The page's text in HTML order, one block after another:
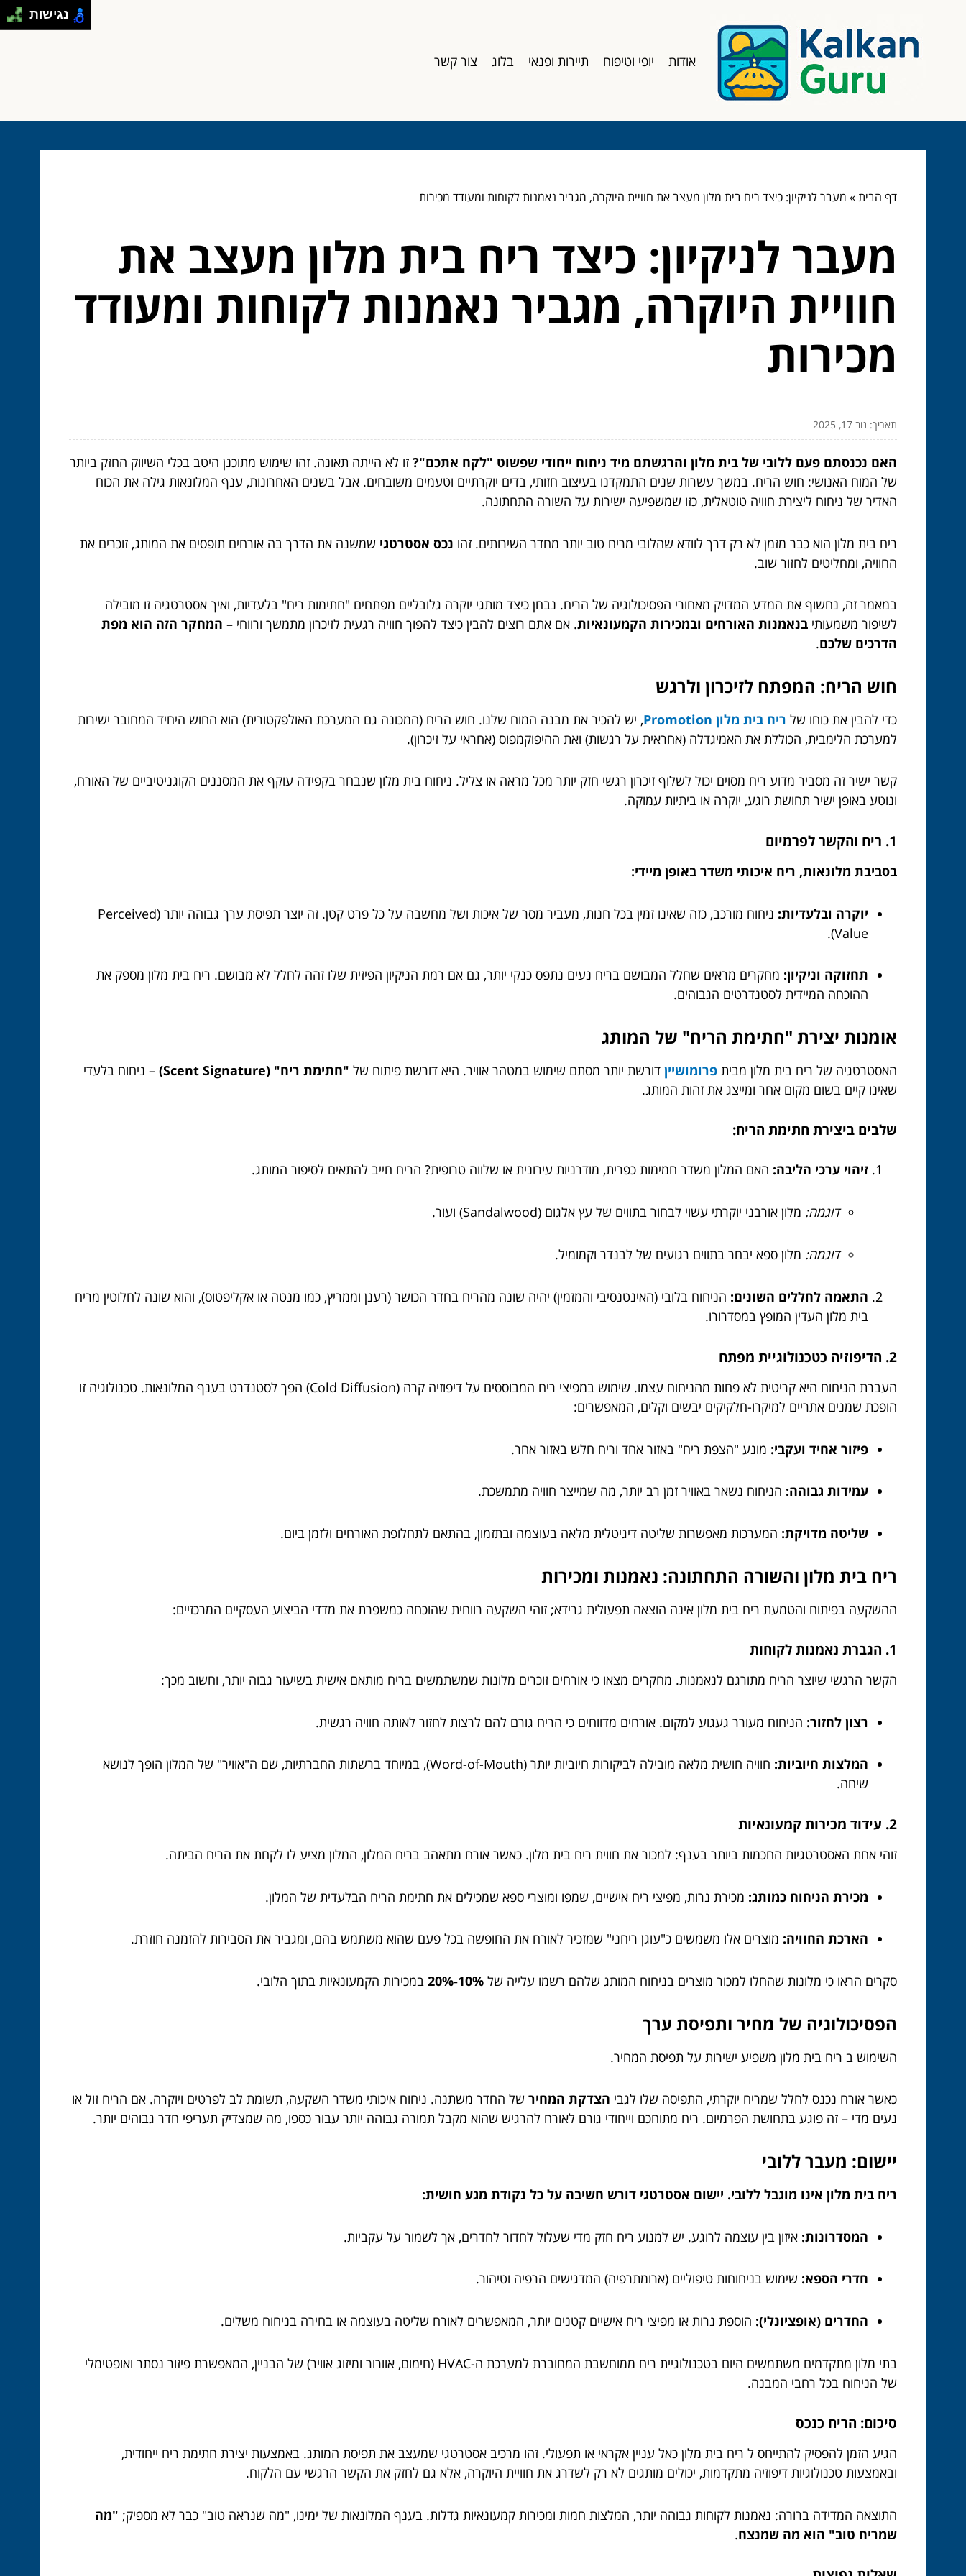
אודות יופי וטיפוח תיירות ופנאי בלוג צור קשר
דף הבית» מעבר לניקיון: כיצד ריח בית מלון מעצב את חוויית היוקרה, מגביר נאמנות לקוחות ומעודד מכירות
מעבר לניקיון: כיצד ריח בית מלון מעצב את
חוויית היוקרה, מגביר נאמנות לקוחות ומעודד
מכירות
תאריך: נוב 17, 2025
האם נכנסתם פעם ללובי של בית מלון והרגשתם מיד ניחוח ייחודי שפשוט "לקח אתכם"? זו לא הייתה תאונה. זהו שימוש מתוכנן היטב בכלי השיווק החזק ביותר
של המוח האנושי: חוש הריח. במשך עשרות שנים התמקדנו בעיצוב חזותי, בדים יוקרתיים וטעמים משובחים. אבל בשנים האחרונות, ענף המלונאות גילה את הכוח
האדיר של ניחוח ליצירת חוויה טוטאלית, כזו שמשפיעה ישירות על השורה התחתונה.
ריח בית מלון הוא כבר מזמן לא רק דרך לוודא שהלובי מריח טוב יותר מחדר השירותים. זהו נכס אסטרטגי שמשנה את הדרך בה אורחים תופסים את המותג, זוכרים את
החוויה, ומחליטים לחזור שוב.
במאמר זה, נחשוף את המדע המדויק מאחורי הפסיכולוגיה של הריח. נבחן כיצד מותגי יוקרה גלובליים מפתחים "חתימות ריח" בלעדיות, ואיך אסטרטגיה זו מובילה
לשיפור משמעותי בנאמנות האורחים ובמכירות הקמעונאיות. אם אתם רוצים להבין כיצד להפוך חוויה רגעית לזיכרון מתמשך ורווחי – המחקר הזה הוא מפת
הדרכים שלכם.
חוש הריח: המפתח לזיכרון ולרגש
כדי להבין את כוחו של ריח בית מלון Promotion
, יש להכיר את מבנה המוח שלנו. חוש הריח (המכונה גם המערכת האולפקטורית) הוא החוש היחיד המחובר ישירות
למערכת הלימבית, הכוללת את האמיגדלה (אחראית על רגשות) ואת ההיפוקמפוס (אחראי על זיכרון).
קשר ישיר זה מסביר מדוע ריח מסוים יכול לשלוף זיכרון רגשי חזק יותר מכל מראה או צליל. ניחוח בית מלון שנבחר בקפידה עוקף את המסננים הקוגניטיביים של האורח,
ונוטע באופן ישיר תחושת רוגע, יוקרה או ביתיות עמוקה.
1. ריח והקשר לפרמיום
בסביבת מלונאות, ריח איכותי משדר באופן מיידי:
יוקרה ובלעדיות:
ניחוח מורכב, כזה שאינו זמין בכל חנות, מעביר מסר של איכות ושל מחשבה על כל פרט קטן. זה יוצר תפיסת ערך גבוהה יותר (Perceived
Value).
תחזוקה וניקיון: מחקרים מראים שחלל המבושם בריח נעים נתפס כנקי יותר, גם אם רמת הניקיון הפיזית שלו זהה לחלל לא מבושם. ריח בית מלון מספק את
ההוכחה המיידית לסטנדרטים הגבוהים.
אומנות יצירת "חתימת הריח" של המותג
האסטרטגיה של ריח בית מלון מבית פרומושיין דורשת יותר מסתם שימוש במטהר אוויר. היא דורשת פיתוח של "חתימת ריח" (Scent Signature)
– ניחוח בלעדי
שאינו קיים בשום מקום אחר ומייצג את זהות המותג.
שלבים ביצירת חתימת הריח:
זיהוי ערכי הליבה: האם המלון משדר חמימות כפרית, מודרניות עירונית או שלווה טרופית? הריח חייב להתאים לסיפור המותג.
דוגמה: מלון אורבני יוקרתי עשוי לבחור בתווים של עץ אלגום (Sandalwood) ועור.
דוגמה: מלון ספא יבחר בתווים רגועים של לבנדר וקמומיל.
התאמה לחללים השונים: הניחוח בלובי (האינטנסיבי והמזמין) יהיה שונה מהריח בחדר הכושר (רענן וממריץ, כמו מנטה או אקליפטוס), והוא שונה לחלוטין מריח
בית מלון העדין המופץ במסדרורו.
2. הדיפוזיה כטכנולוגיית מפתח
העברת הניחוח היא קריטית לא פחות מהניחוח עצמו. שימוש במפיצי ריח המבוססים על דיפוזיה קרה (Cold Diffusion) הפך לסטנדרט בענף המלונאות. טכנולוגיה זו
הופכת שמנים אתריים למיקרו-חלקיקים יבשים וקלים, המאפשרים:
פיזור אחיד ועקבי: מונע "הצפת ריח" באזור אחד וריח חלש באזור אחר.
עמידות גבוהה: הניחוח נשאר באוויר זמן רב יותר, מה שמייצר חוויה מתמשכת.
שליטה מדויקת: המערכות מאפשרות שליטה דיגיטלית מלאה בעוצמה ובתזמון, בהתאם לתחלופת האורחים ולזמן ביום.
ריח בית מלון והשורה התחתונה: נאמנות ומכירות
ההשקעה בפיתוח והטמעת ריח בית מלון אינה הוצאה תפעולית גרידא; זוהי השקעה רווחית שהוכחה כמשפרת את מדדי הביצוע העסקיים המרכזיים:
1. הגברת נאמנות לקוחות
הקשר הרגשי שיוצר הריח מתורגם לנאמנות. מחקרים מצאו כי אורחים זוכרים מלונות שמשתמשים בריח מותאם אישית בשיעור גבוה יותר, וחשוב מכך:
רצון לחזור: הניחוח מעורר געגוע למקום. אורחים מדווחים כי הריח גורם להם לרצות לחזור לאותה חוויה רגשית.
המלצות חיוביות:
חוויה חושית מלאה מובילה לביקורות חיוביות יותר (Word-of-Mouth), במיוחד ברשתות החברתיות, שם ה"אוּויר" של המלון הופך לנושא
שיחה.
2. עידוד מכירות קמעונאיות
זוהי אחת האסטרטגיות החכמות ביותר בענף: למכור את חווית ריח בית מלון. כאשר אורח מתאהב בריח המלון, המלון מציע לו לקחת את הריח הביתה.
מכירת הניחוח כמותג: מכירת נרות, מפיצי ריח אישיים, שמפו ומוצרי ספא שמכילים את חתימת הריח הבלעדית של המלון.
הארכת החוויה: מוצרים אלו משמשים כ"עוגן ריחני" שמזכיר לאורח את החופשה בכל פעם שהוא משתמש בהם, ומגביר את הסבירות להזמנה חוזרת.
סקרים הראו כי מלונות שהחלו למכור מוצרים בניחוח המותג שלהם רשמו עלייה של 10%-20% במכירות הקמעונאיות בתוך הלובי.
הפסיכולוגיה של מחיר ותפיסת ערך
השימוש ב ריח בית מלון משפיע ישירות על תפיסת המחיר.
כאשר אורח נכנס לחלל שמריח יוקרתי, התפיסה שלו לגבי הצדקת המחיר של החדר משתנה. ניחוח איכותי משדר השקעה, תשומת לב לפרטים ויוקרה. אם הריח זול או
נעים מדי – זה פוגע בתחושת הפרמיום. ריח מתוחכם וייחודי גורם לאורח להרגיש שהוא מקבל תמורה גבוהה יותר עבור כספו, מה שמצדיק תעריפי חדר גבוהים יותר.
יישום: מעבר ללובי
ריח בית מלון אינו מוגבל ללובי. יישום אסטרטגי דורש חשיבה על כל נקודת מגע חושית:
המסדרונות: איזון בין עוצמה לרוגע. יש למנוע ריח חזק מדי שעלול לחדור לחדרים, אך לשמור על עקביות.
חדרי הספא: שימוש בניחוחות טיפוליים (ארומתרפיה) המדגישים הרפיה וטיהור.
החדרים (אופציונלי): הוספת נרות או מפיצי ריח אישיים קטנים יותר, המאפשרים לאורח שליטה בעוצמה או בחירה בניחוח משלים.
בתי מלון מתקדמים משתמשים היום בטכנולוגיית ריח ממוחשבת המחוברת למערכת ה-HVAC (חימום, אוורור ומיזוג אוויר) של הבניין, המאפשרת פיזור נסתר ואופטימלי
של הניחוח בכל רחבי המבנה.
סיכום: הריח כנכס
הגיע הזמן להפסיק להתייחס ל ריח בית מלון כאל עניין אקראי או תפעולי. זהו מרכיב אסטרטגי שמעצב את תפיסת המותג. באמצעות יצירת חתימת ריח ייחודית,
ובאמצעות טכנולוגיות דיפוזיה מתקדמות, יכולים מותגים לא רק לשדרג את חוויית היוקרה, אלא גם לחזק את הקשר הרגשי עם הלקוח.
התוצאה המדידה ברורה: נאמנות לקוחות גבוהה יותר, המלצות חמות ומכירות קמעונאיות גדלות. בענף המלונאות של ימינו, "מה שנראה טוב" כבר לא מספיק; "מה
שמריח טוב" הוא מה שמנצח.
נגישות